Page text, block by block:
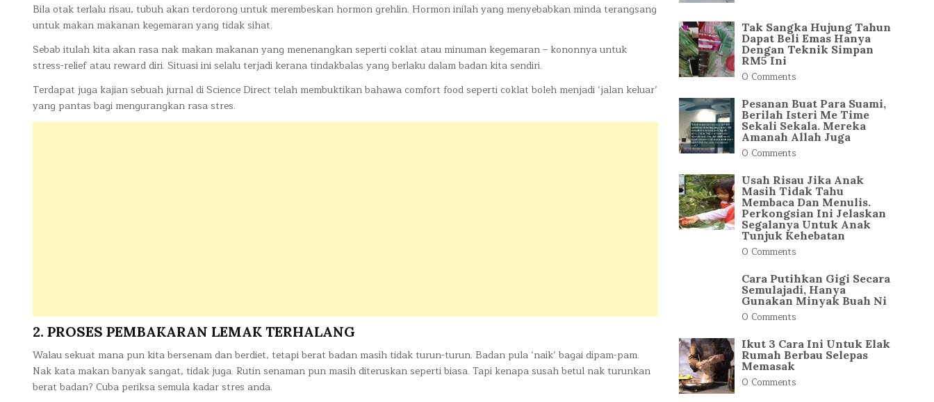
Bila otak terlalu risau, tubuh akan terdorong untuk merembeskan hormon grehlin. Hormon inilah yang menyebabkan minda terangsang
untuk makan makanan kegemaran yang tidak sihat.
Sebab itulah kita akan rasa nak makan makanan yang menenangkan seperti coklat atau minuman kegemaran – kononnya untuk
stress-relief atau reward diri. Situasi ini selalu terjadi kerana tindakbalas yang berlaku dalam badan kita sendiri.
Terdapat juga kajian sebuah jurnal di Science Direct telah membuktikan bahawa comfort food seperti coklat boleh menjadi ‘jalan keluar’
yang pantas bagi mengurangkan rasa stres.
2. PROSES PEMBAKARAN LEMAK TERHALANG
Walau sekuat mana pun kita bersenam dan berdiet, tetapi berat badan masih tidak turun-turun. Badan pula ‘naik’ bagai dipam-pam.
Nak kata makan banyak sangat, tidak juga. Rutin senaman pun masih diteruskan seperti biasa. Tapi kenapa susah betul nak turunkan
berat badan? Cuba periksa semula kadar stres anda.
Tak Sangka Hujung Tahun
Dapat Beli Emas Hanya
Dengan Teknik Simpan
RM5 Ini
0 Comments
Pesanan Buat Para Suami,
Berilah Isteri Me Time
Sekali Sekala. Mereka
Amanah Allah Juga
0 Comments
Usah Risau Jika Anak
Masih Tidak Tahu
Membaca Dan Menulis.
Perkongsian Ini Jelaskan
Segalanya Untuk Anak
Tunjuk Kehebatan
0 Comments
Cara Putihkan Gigi Secara
Semulajadi, Hanya
Gunakan Minyak Buah Ni
0 Comments
Ikut 3 Cara Ini Untuk Elak
Rumah Berbau Selepas
Memasak
0 Comments